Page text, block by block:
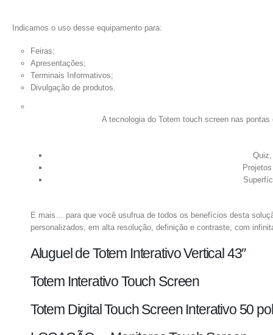
Indicamos o uso desse equipamento para:
Feiras;
Apresentações;
Terminais Informativos;
Divulgação de produtos.
A tecnologia do Totem touch screen nas
E mais… para que você usufrua de todos os benefícios desta
personalizados, em alta resolução, definição e contraste, com
Aluguel de Totem Interativo Vertical 43″
Totem Interativo Touch Screen
Totem Digital Touch Screen Interativo 50